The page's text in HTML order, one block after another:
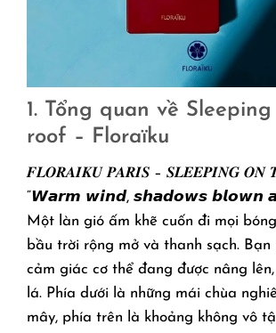
1. Tổng quan về
roof – Floraïku
𝑭𝑳𝑶𝑹𝑨𝑰𝑲𝑼 𝑷𝑨𝑹𝑰𝑺 – 𝑺𝑳𝑬𝑬𝑷𝑰𝑵𝑮 𝑶𝑵
“𝙒𝙖𝙧𝙢 𝙬𝙞𝙣𝙙, 𝙨𝙝𝙖𝙙𝙤𝙬𝙨 𝙗𝙡𝙤𝙬𝙣
Một làn gió ấm khẽ cuốn đi mọi
bầu trời rộng mở và thanh sạch.
cảm giác cơ thể đang được nâng lên,
lá. Phía dưới là những mái chùa
mây, phía trên là khoảng không vô